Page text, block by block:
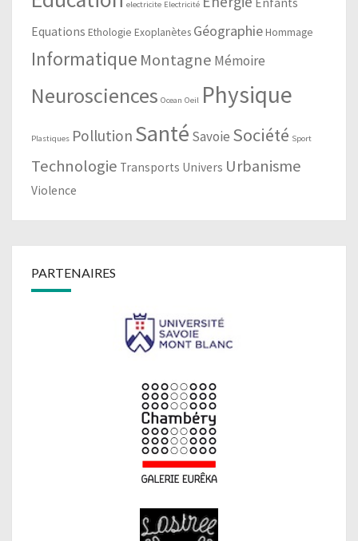
electricite Electricité
Enfants
Equations Ethologie Exoplanètes GéographieHommage
Informatique Montagne Mémoire
Neurosciences Ocean Oeil Physique
Plastiques Pollution Santé Savoie Société Sport
Technologie Transports Univers Urbanisme
Violence
PARTENAIRES